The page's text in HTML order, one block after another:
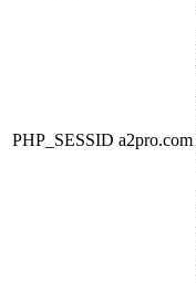
PHP_SESSID a2pro.com